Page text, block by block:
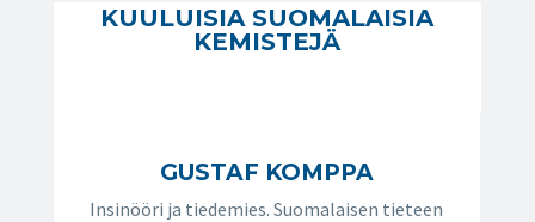
KUULUISIA SUOMALAISIA
KEMISTEJÄ
GUSTAF KOMPPA
Insinööri ja tiedemies. Suomalaisen tieteen